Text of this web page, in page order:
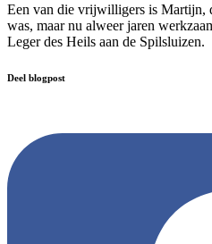
Een van die vrijwilligers is Martijn,
was, maar nu alweer jaren
Leger des Heils aan de Spilsluizen.
Deel blogpost